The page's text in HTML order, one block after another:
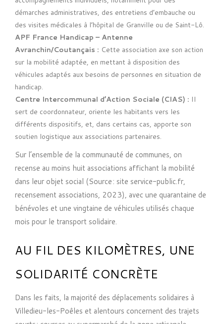
démarches administratives, des entretiens d’embauche ou
des visites médicales à l’hôpital de Granville ou de Saint-Lô.
APF France Handicap – Antenne
Avranchin/Coutançais : Cette association axe son action
sur la mobilité adaptée, en mettant à disposition des
véhicules adaptés aux besoins de personnes en situation de
handicap.
Centre Intercommunal d’Action Sociale (CIAS) : Il
sert de coordonnateur, oriente les habitants vers les
différents dispositifs, et, dans certains cas, apporte son
soutien logistique aux associations partenaires.
Sur l’ensemble de la communauté de communes, on
recense au moins huit associations affichant la mobilité
dans leur objet social (Source : site service-public.fr,
recensement associations, 2023), avec une quarantaine de
bénévoles et une vingtaine de véhicules utilisés chaque
mois pour le transport solidaire.
AU FIL DES KILOMÈTRES, UNE
SOLIDARITÉ CONCRÈTE
Dans les faits, la majorité des déplacements solidaires à
Villedieu-les-Poêles et alentours concernent des trajets